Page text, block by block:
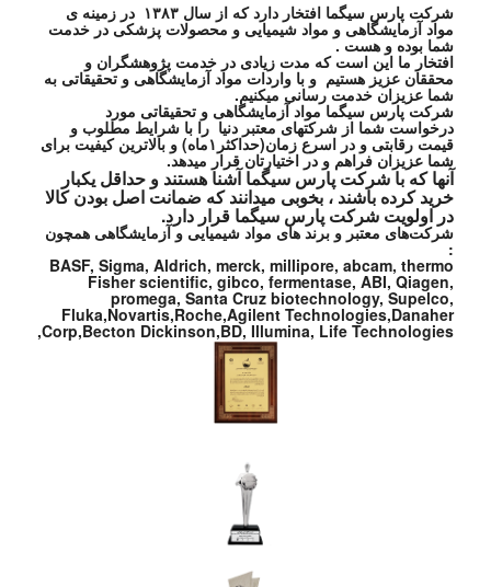
شرکت پارس سیگما افتخار دارد که از سال ۱۳۸۳ در زمینه ی
مواد آزمایشگاهی و مواد شیمیایی و محصولات پزشکی در خدمت
شما بوده و هست .
افتخار ما این است که مدت زیادی در خدمت پژوهشگران و
محققان عزیز هستیم و با واردات مواد آزمایشگاهی و تحقیقاتی به
شما عزیزان خدمت رسانی میکنیم.
شرکت پارس سیگما مواد آزمایشگاهی و تحقیقاتی مورد
درخواست شما از شرکتهای معتبر دنیا را با شرایط مطلوب و
قیمت رقابتی و در اسرع زمان(حداکثر۱ماه) و بالاترین کیفیت برای
شما عزیزان فراهم و در اختیارتان قرار میدهد.
آنها که با شرکت پارس سیگما آشنا هستند و حداقل یکبار
خرید کرده باشند ، بخوبی میدانند که ضمانت اصل بودن کالا
در اولویت شرکت پارس سیگما قرار دارد.
شرکت‌های معتبر و برند های مواد شیمیایی و آزمایشگاهی همچون
:
BASF, Sigma, Aldrich, merck, millipore, abcam, thermo
Fisher scientific, gibco, fermentase, ABI, Qiagen,
promega, Santa Cruz biotechnology, Supelco,
Fluka,Novartis,Roche,Agilent Technologies,Danaher
Corp,Becton Dickinson,BD, Illumina, Life Technologies,